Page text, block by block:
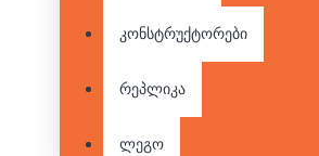
კონსტრუქტორები
რეპლიკა
ლეგო
ფაზლი - Emirates